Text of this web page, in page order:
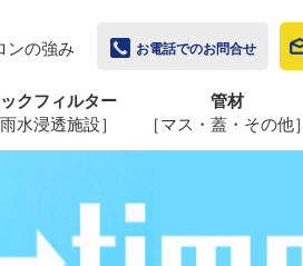
ンの強み お電話でのお問合せ
クフィルター
水浸透施設］
管材
［マス・蓋・その他］